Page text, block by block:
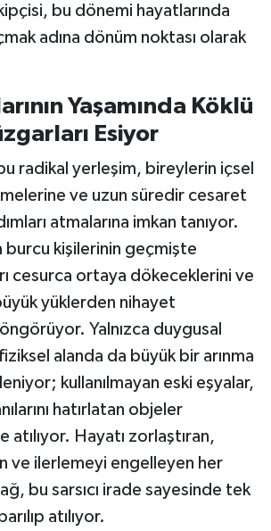
bu dönemi hayatlarında
adına dönüm noktası olarak
Yaşamında Köklü
Esiyor
radikal yerleşim, bireylerin içsel
ve uzun süredir cesaret
atmalarına imkan tanıyor.
burcu kişilerinin geçmişte
cesurca ortaya dökeceklerini ve
yüklerden nihayet
öngörüyor. Yalnızca duygusal
alanda da büyük bir arınma
kullanılmayan eski eşyalar,
hatırlatan objeler
atılıyor. Hayatı zorlaştıran,
ve ilerlemeyi engelleyen her
bu sarsıcı irade sayesinde tek
atılıyor.